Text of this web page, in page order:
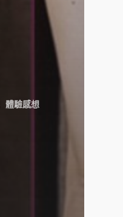
體驗感想